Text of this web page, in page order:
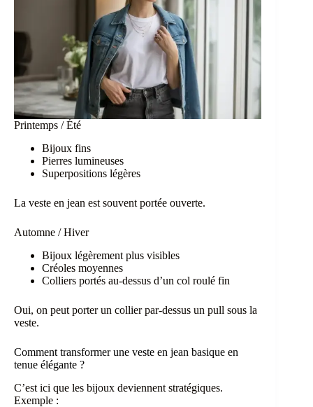
Printemps / Été
Bijoux fins
Pierres lumineuses
Superpositions légères
La veste en jean est souvent portée ouverte.
Automne / Hiver
Bijoux légèrement plus visibles
Créoles moyennes
Colliers portés au-dessus d’un col roulé fin
Oui, on peut porter un collier par-dessus un pull sous la
veste.
Comment transformer une veste en jean basique en
tenue élégante ?
C’est ici que les bijoux deviennent stratégiques.
Exemple :